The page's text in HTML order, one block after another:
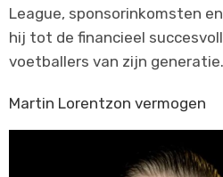
League, sponsorinkomsten
hij tot de financieel
voetballers van zijn
Martin Lorentzon vermogen